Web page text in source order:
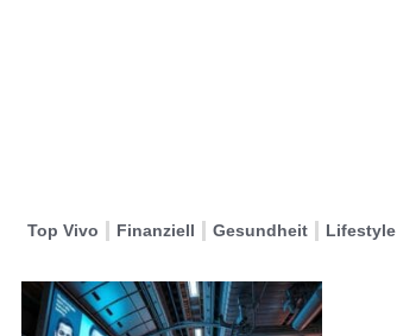
Top Vivo Finanziell Gesundheit Lifestyle